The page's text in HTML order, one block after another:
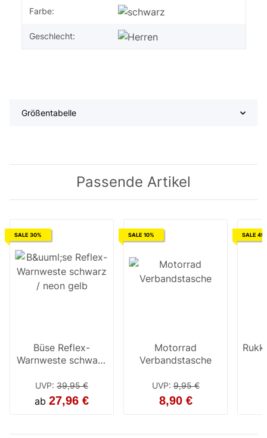
Farbe:
Geschlecht:
Größentabelle
Passende Artikel
SALE 30%
Büse Reflex-
Warnweste schwarz
UVP: 39,95 €
ab 27,96 €
SALE 10%
Motorrad
Verbandstasche
UVP:9,95 €
8,90 €
SALE